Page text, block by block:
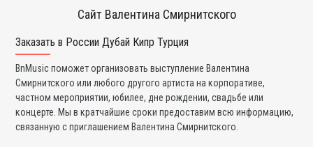
Сайт Валентина Смирнитского
Заказать в России Дубай Кипр Турция
BnMusic поможет организовать выступление Валентина
Смирнитского или любого другого артиста на корпоративе,
частном мероприятии, юбилее, дне рождении, свадьбе или
концерте. Мы в кратчайшие сроки предоставим всю информацию,
связанную с приглашением Валентина Смирнитского.